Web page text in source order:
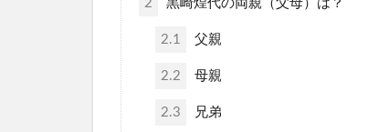
2 黒崎煌代の両親（父母）は？
2.1 父親
2.2 母親
2.3 兄弟